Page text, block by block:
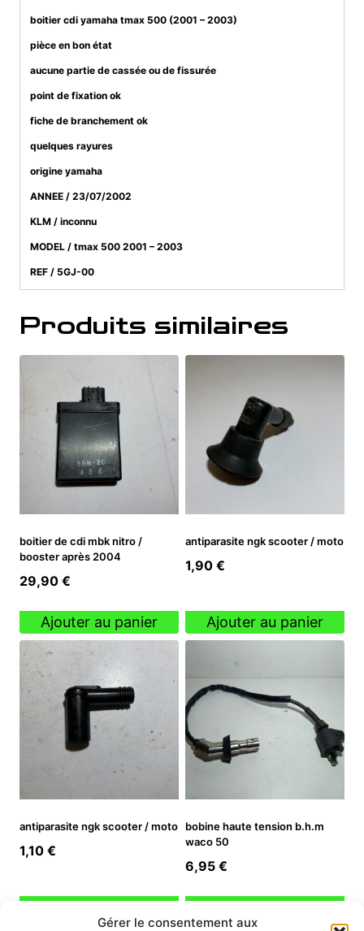
Gérer le consentement aux
boitier cdi yamaha tmax 500 (2001 – 2003)
pièce en bon état
aucune partie de cassée ou de fissurée
point de fixation ok
fiche de branchement ok
quelques rayures
origine yamaha
ANNEE / 23/07/2002
KLM / inconnu
MODEL / tmax 500 2001 – 2003
REF / 5GJ-00
Produits similaires
boitier de cdi mbk nitro /
booster après 2004
29,90 €
Ajouter au panier
antiparasite ngk scooter / moto
1,90 €
Ajouter au panier
antiparasite ngk scooter / moto
1,10 €
bobine haute tension b.h.m
waco 50
6,95 €